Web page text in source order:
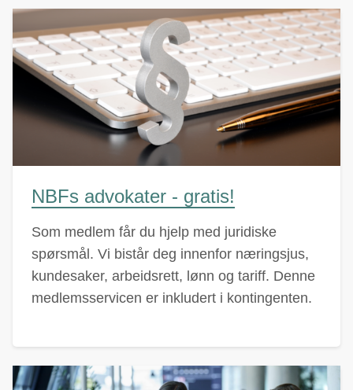
NBFs advokater - gratis!
Som medlem får du hjelp med juridiske
spørsmål. Vi bistår deg innenfor næringsjus,
kundesaker, arbeidsrett, lønn og tariff. Denne
medlemsservicen er inkludert i kontingenten.